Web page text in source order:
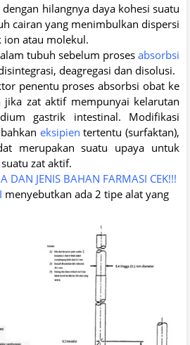
hilangnya daya kohesi suatu
cairan yang menimbulkan dispersi
ion atau molekul.
tubuh sebelum proses absorbsi
deagregasi dan disolusi.
penentu proses absorbsi obat ke
zat aktif mempunyai kelarutan
gastrik intestinal. Modifikasi
eksipien tertentu (surfaktan),
merupakan suatu upaya untuk
zat aktif.
DAN JENIS BAHAN FARMASI CEK!!!
menyebutkan ada 2 tipe alat yang